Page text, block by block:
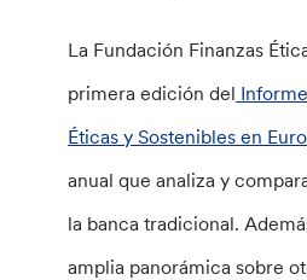
La Fundación Finanzas
primera edición del
Éticas y Sostenibles en
anual que analiza y
la banca tradicional.
amplia panorámica sobre